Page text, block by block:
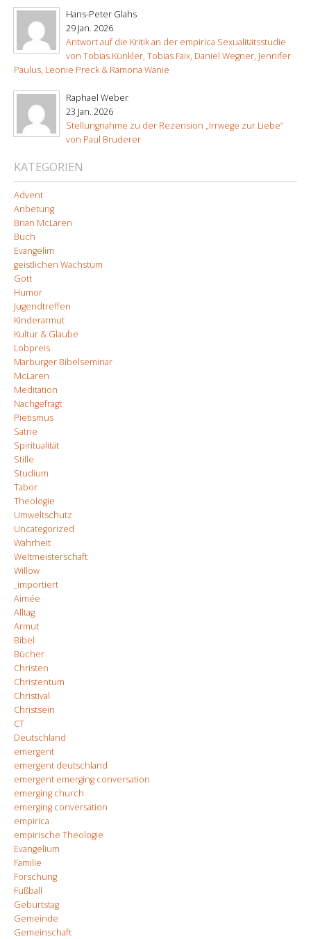
Hans-Peter Glahs
29 Jan. 2026
Antwort auf die Kritik an der empirica Sexualitätsstudie
von Tobias Künkler, Tobias Faix, Daniel Wegner, Jennifer
Paulus, Leonie Preck & Ramona Wanie
Raphael Weber
23 Jan. 2026
Stellungnahme zu der Rezension „Irrwege zur Liebe“
von Paul Bruderer
KATEGORIEN
Advent
Anbetung
Brian McLaren
Buch
Evangelim
geistlichen Wachstum
Gott
Humor
Jugendtreffen
Kinderarmut
Kultur & Glaube
Lobpreis
Marburger Bibelseminar
McLaren
Meditation
Nachgefragt
Pietismus
Satrie
Spiritualität
Stille
Studium
Tabor
Theologie
Umweltschutz
Uncategorized
Wahrheit
Weltmeisterschaft
Willow
_importiert
Aimée
Alltag
Armut
Bibel
Bücher
Christen
Christentum
Christival
Christsein
CT
Deutschland
emergent
emergent deutschland
emergent emerging conversation
emerging church
emerging conversation
empirica
empirische Theologie
Evangelium
Familie
Forschung
Fußball
Geburtstag
Gemeinde
Gemeinschaft